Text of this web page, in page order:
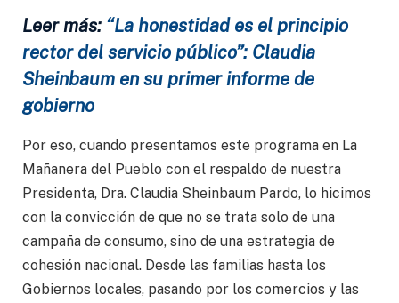
Leer más: “La honestidad es el principio
rector del servicio público”: Claudia
Sheinbaum en su primer informe de
gobierno
Por eso, cuando presentamos este programa en La
Mañanera del Pueblo con el respaldo de nuestra
Presidenta, Dra. Claudia Sheinbaum Pardo, lo hicimos
con la convicción de que no se trata solo de una
campaña de consumo, sino de una estrategia de
cohesión nacional. Desde las familias hasta los
Gobiernos locales, pasando por los comercios y las